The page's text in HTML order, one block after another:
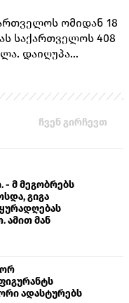
ომიდან 18
საქართველოს 408
დაიღუპა
ჩვენ გირჩევთ
- მ მეგობრებს
გიგა
ამით მან
ავალიანს“
ორ
ადასტურებს